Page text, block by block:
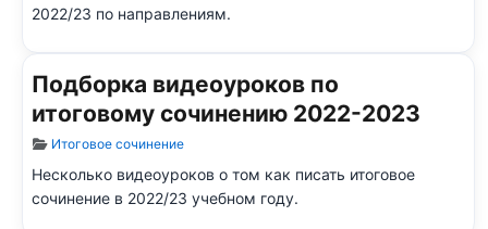
2022/23 по направлениям.
Подборка видеоуроков по
итоговому сочинению 2022-2023
Информация о материале
Итоговое сочинение
Несколько видеоуроков о том как писать итоговое
сочинение в 2022/23 учебном году.